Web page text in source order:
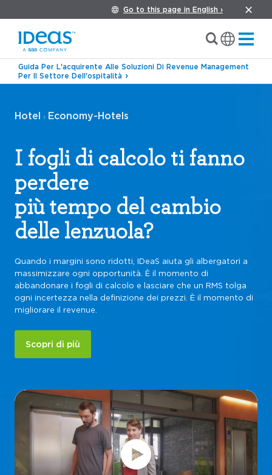
Go to this page in English ›
Guida Per L'acquirente Alle Soluzioni Di Revenue Management
Per Il Settore Dell'ospitalità
Hotel › Economy-Hotels
I fogli di calcolo ti fanno
perdere
più tempo del cambio
delle lenzuola?
Quando i margini sono ridotti, IDeaS aiuta gli albergatori a
massimizzare ogni opportunità. È il momento di
abbandonare i fogli di calcolo e lasciare che un RMS tolga
ogni incertezza nella definizione dei prezzi. È il momento di
migliorare il revenue.
Scopri di più